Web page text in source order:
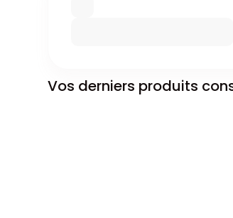
Vos derniers produits